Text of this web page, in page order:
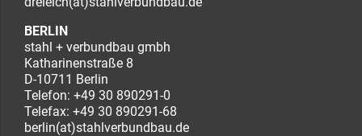
BERLIN
stahl + verbundbau gmbh
Katharinenstraße 8
D-10711 Berlin
Telefon: +49 30 890291-0
Telefax: +49 30 890291-68
berlin(at)stahlverbundbau.de